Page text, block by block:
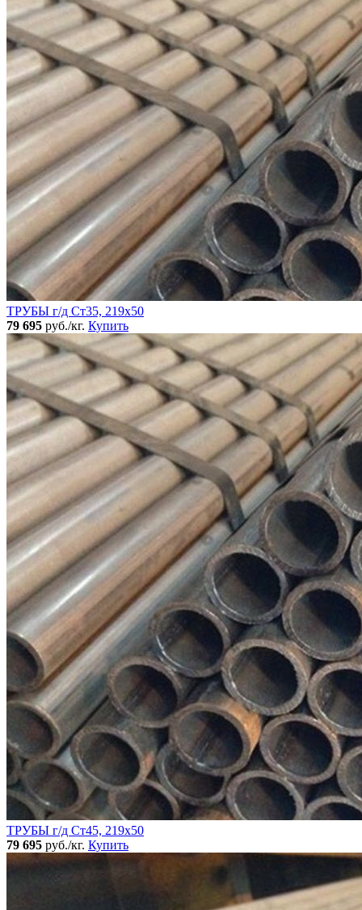
ТРУБЫ г/д Ст35, 219х50
79 695 руб./кг. Купить
ТРУБЫ г/д Ст45, 219х50
79 695 руб./кг. Купить